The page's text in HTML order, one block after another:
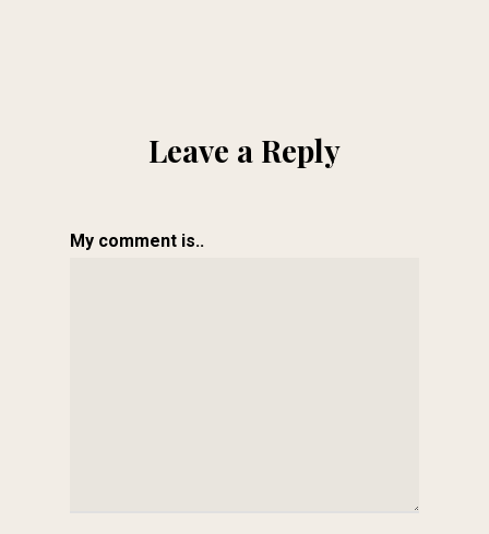
Leave a Reply
My comment is..